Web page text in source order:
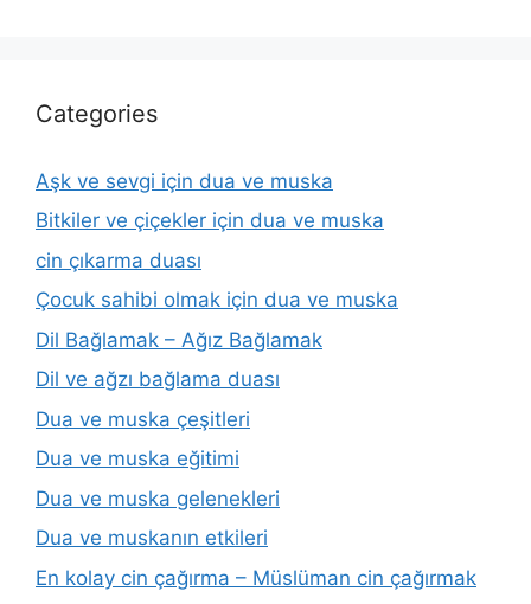
Categories
Aşk ve sevgi için dua ve muska
Bitkiler ve çiçekler için dua ve muska
cin çıkarma duası
Çocuk sahibi olmak için dua ve muska
Dil Bağlamak – Ağız Bağlamak
Dil ve ağzı bağlama duası
Dua ve muska çeşitleri
Dua ve muska eğitimi
Dua ve muska gelenekleri
Dua ve muskanın etkileri
En kolay cin çağırma – Müslüman cin çağırmak